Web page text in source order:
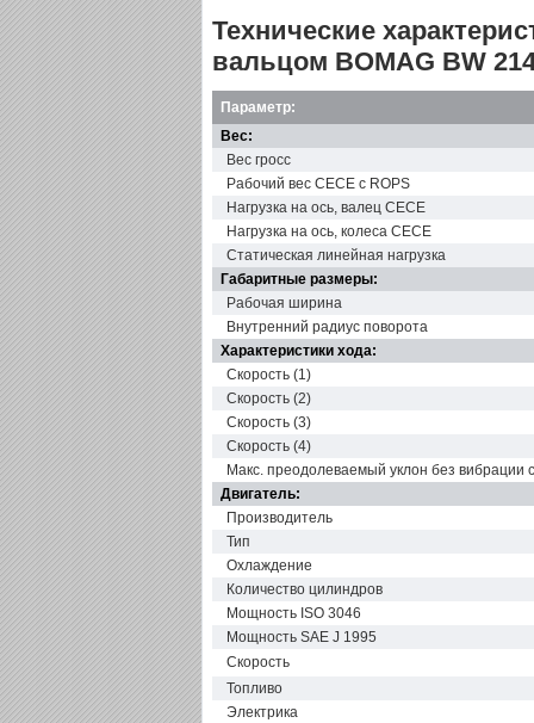
Технические
вальцом BOMAG BW
Параметр:
Вес:
Вес гросс
Рабочий вес СЕСЕ с ROPS
Нагрузка на ось, валец СЕСЕ
Нагрузка на ось, колеса СЕСЕ
Статическая линейная нагрузка
Габаритные размеры:
Рабочая ширина
Внутренний радиус поворота
Характеристики хода:
Скорость (1)
Скорость (2)
Скорость (3)
Скорость (4)
Макс. преодолеваемый уклон без вибрации
Двигатель:
Производитель
Тип
Охлаждение
Количество цилиндров
Мощность ISO 3046
Мощность SAE J 1995
Скорость
Топливо
Электрика